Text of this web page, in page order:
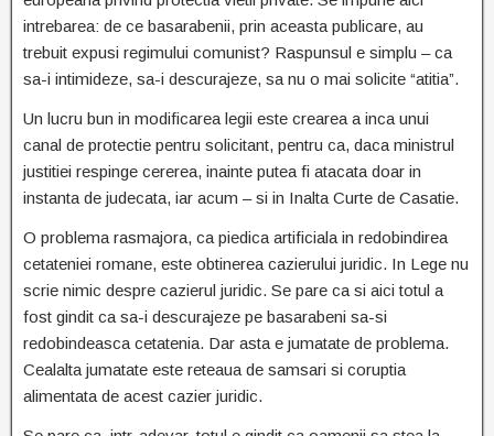
intrebarea: de ce basarabenii, prin aceasta publicare, au
trebuit expusi regimului comunist? Raspunsul e simplu – ca
sa-i intimideze, sa-i descurajeze, sa nu o mai solicite “atitia”.
Un lucru bun in modificarea legii este crearea a inca unui
canal de protectie pentru solicitant, pentru ca, daca ministrul
justitiei respinge cererea, inainte putea fi atacata doar in
instanta de judecata, iar acum – si in Inalta Curte de Casatie.
O problema rasmajora, ca piedica artificiala in redobindirea
cetateniei romane, este obtinerea cazierului juridic. In Lege nu
scrie nimic despre cazierul juridic. Se pare ca si aici totul a
fost gindit ca sa-i descurajeze pe basarabeni sa-si
redobindeasca cetatenia. Dar asta e jumatate de problema.
Cealalta jumatate este reteaua de samsari si coruptia
alimentata de acest cazier juridic.